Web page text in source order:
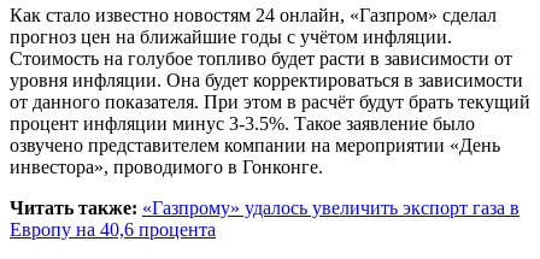
Как стало известно новостям 24 онлайн, «Газпром» сделал
прогноз цен на ближайшие годы с учётом инфляции.
Стоимость на голубое топливо будет расти в зависимости от
уровня инфляции. Она будет корректироваться в зависимости
от данного показателя. При этом в расчёт будут брать текущий
процент инфляции минус 3-3.5%. Такое заявление было
озвучено представителем компании на мероприятии «День
инвестора», проводимого в Гонконге.
Читать также: «Газпрому» удалось увеличить экспорт газа в
Европу на 40,6 процента